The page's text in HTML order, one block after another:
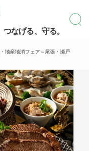
なげる、守る。
地産地消フェア～尾張・瀬戸